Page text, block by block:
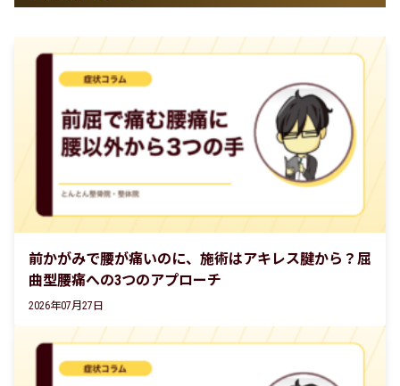
前かがみで腰が痛いのに、施術はアキレス腱から？屈
曲型腰痛への3つのアプローチ
2026年07月27日